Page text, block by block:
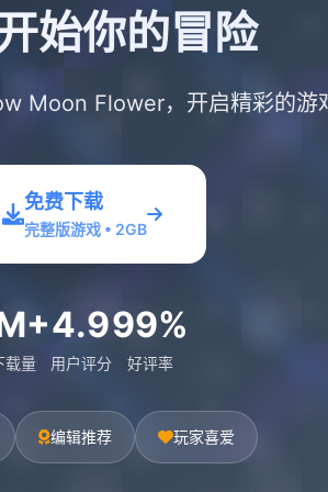
始你的冒险
Moon Flower，开启精彩的游
免费下载
完整版游戏 • 2GB
载量
4.9
用户评分
99%
好评率
编辑推荐 玩家喜爱